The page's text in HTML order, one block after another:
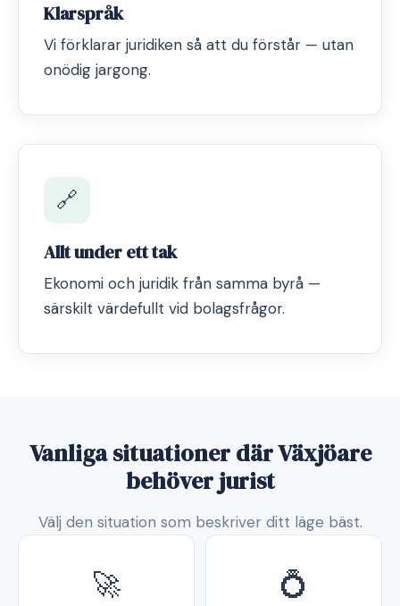
Klarspråk
Vi förklarar juridiken så att du förstår — utan
onödig jargong.
🔗
Allt under ett tak
Ekonomi och juridik från samma byrå —
särskilt värdefullt vid bolagsfrågor.
Vanliga situationer där Växjöare
behöver jurist
Välj den situation som beskriver ditt läge bäst.
🚀 💍